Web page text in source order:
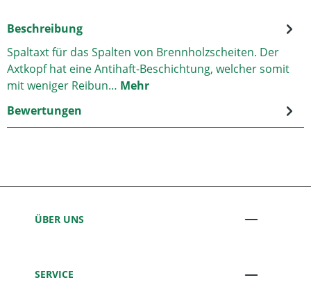
Beschreibung
Spaltaxt für das Spalten von Brennholzscheiten. Der
Axtkopf hat eine Antihaft-Beschichtung, welcher somit
mit weniger Reibun… Mehr
Bewertungen
ÜBER UNS
SERVICE